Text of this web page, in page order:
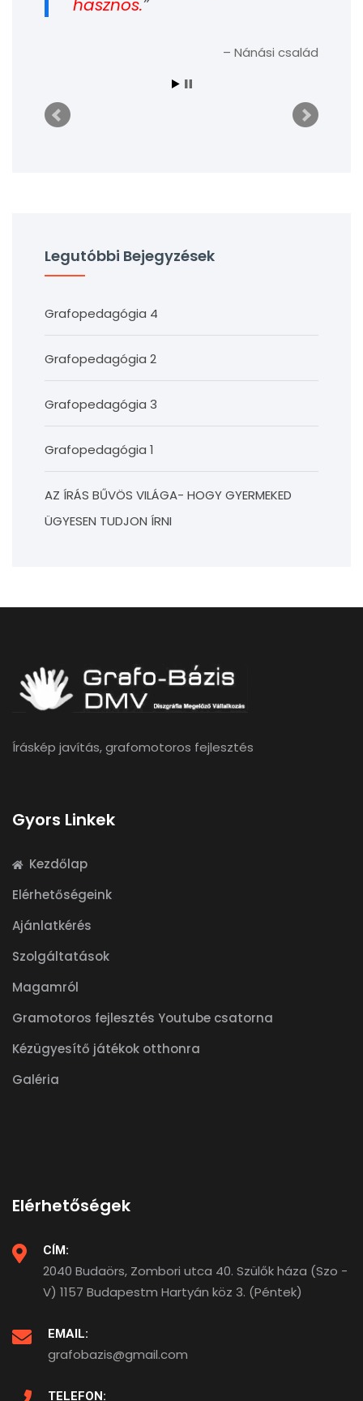
Nánási család
Legutóbbi Bejegyzések
Grafopedagógia 4
Grafopedagógia 2
Grafopedagógia 3
Grafopedagógia 1
AZ ÍRÁS BŰVÖS VILÁGA- HOGY GYERMEKED
ÜGYESEN TUDJON ÍRNI
Íráskép javítás, grafomotoros fejlesztés
Gyors Linkek
Kezdőlap
Elérhetőségeink
Ajánlatkérés
Szolgáltatások
Magamról
Gramotoros fejlesztés Youtube csatorna
Kézügyesítő játékok otthonra
Galéria
Elérhetőségek
CÍM:
2040 Budaörs, Zombori utca 40. Szülők háza (Szo -
V) 1157 Budapestm Hartyán köz 3. (Péntek)
EMAIL:
grafobazis@gmail.com
TELEFON: